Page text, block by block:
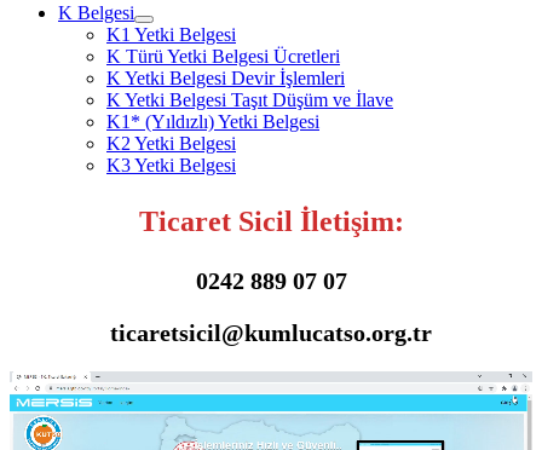
K Belgesi
K1 Yetki Belgesi
K Türü Yetki Belgesi Ücretleri
K Yetki Belgesi Devir İşlemleri
K Yetki Belgesi Taşıt Düşüm ve İlave
K1* (Yıldızlı) Yetki Belgesi
K2 Yetki Belgesi
K3 Yetki Belgesi
Ticaret Sicil İletişim:
0242 889 07 07
ticaretsicil@kumlucatso.org.tr